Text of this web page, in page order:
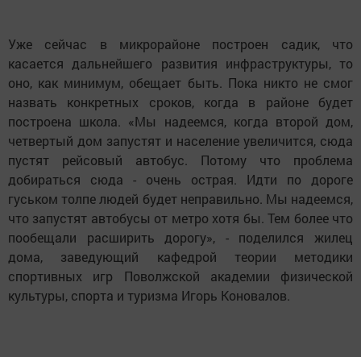
Уже сейчас в микрорайоне построен садик, что
касается дальнейшего развития инфраструктуры, то
оно, как минимум, обещает быть. Пока никто не смог
назвать конкретных сроков, когда в районе будет
построена школа. «Мы надеемся, когда второй дом,
четвертый дом запустят и население увеличится, сюда
пустят рейсовый автобус. Потому что проблема
добираться сюда - очень острая. Идти по дороге
гуськом толпе людей будет неправильно. Мы надеемся,
что запустят автобусы от метро хотя бы. Тем более что
пообещали расширить дорогу», - поделился жилец
дома, заведующий кафедрой теории методики
спортивных игр Поволжской академии физической
культуры, спорта и туризма Игорь Коновалов.